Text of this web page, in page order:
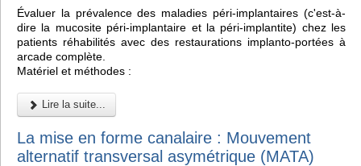
Évaluer la prévalence des maladies péri-implantaires (c'est-à-
dire la mucosite péri-implantaire et la péri-implantite) chez les
patients réhabilités avec des restaurations implanto-portées à
arcade complète.
Matériel et méthodes :
Lire la suite...
La mise en forme canalaire : Mouvement
alternatif transversal asymétrique (MATA)